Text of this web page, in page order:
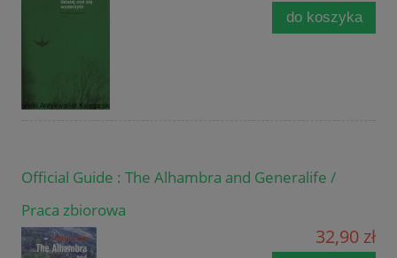
do koszyka
Official Guide : The Alhambra and Generalife /
Praca zbiorowa
32,90 zł